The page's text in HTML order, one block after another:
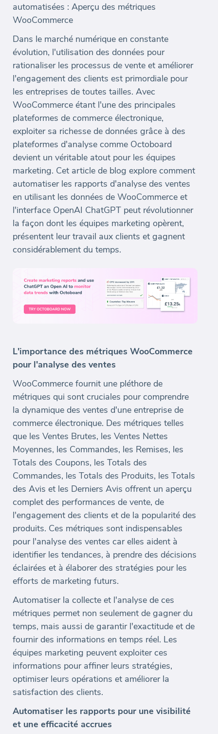
automatisées : Aperçu des métriques
WooCommerce
Dans le marché numérique en constante
évolution, l'utilisation des données pour
rationaliser les processus de vente et améliorer
l'engagement des clients est primordiale pour
les entreprises de toutes tailles. Avec
WooCommerce étant l'une des principales
plateformes de commerce électronique,
exploiter sa richesse de données grâce à des
plateformes d'analyse comme Octoboard
devient un véritable atout pour les équipes
marketing. Cet article de blog explore comment
automatiser les rapports d'analyse des ventes
en utilisant les données de WooCommerce et
l'interface OpenAI ChatGPT peut révolutionner
la façon dont les équipes marketing opèrent,
présentent leur travail aux clients et gagnent
considérablement du temps.
L'importance des métriques WooCommerce
pour l'analyse des ventes
WooCommerce fournit une pléthore de
métriques qui sont cruciales pour comprendre
la dynamique des ventes d'une entreprise de
commerce électronique. Des métriques telles
que les Ventes Brutes, les Ventes Nettes
Moyennes, les Commandes, les Remises, les
Totals des Coupons, les Totals des
Commandes, les Totals des Produits, les Totals
des Avis et les Derniers Avis offrent un aperçu
complet des performances de vente, de
l'engagement des clients et de la popularité des
produits. Ces métriques sont indispensables
pour l'analyse des ventes car elles aident à
identifier les tendances, à prendre des décisions
éclairées et à élaborer des stratégies pour les
efforts de marketing futurs.
Automatiser la collecte et l'analyse de ces
métriques permet non seulement de gagner du
temps, mais aussi de garantir l'exactitude et de
fournir des informations en temps réel. Les
équipes marketing peuvent exploiter ces
informations pour affiner leurs stratégies,
optimiser leurs opérations et améliorer la
satisfaction des clients.
Automatiser les rapports pour une visibilité
et une efficacité accrues